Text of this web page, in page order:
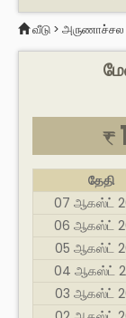
வீடு > அருணாச்சல
₹
தேதி
07 ஆகஸ்ட்
06 ஆகஸ்ட்
05 ஆகஸ்ட்
04 ஆகஸ்ட்
03 ஆகஸ்ட்